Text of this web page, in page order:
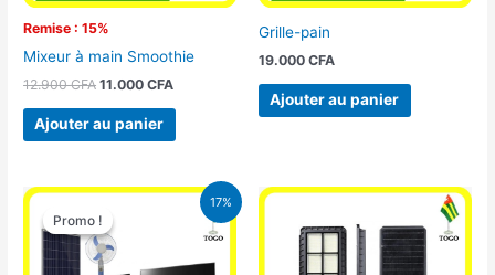
Remise : 15%
Mixeur à main Smoothie
12.900CFA 11.000CFA
Ajouter au panier
Grille-pain
19.000 CFA
Ajouter au panier
17%
Promo !
Promo !
Le
initial
était :
430.000 CFA.
Le
prix
actuel
355.000 CFA.